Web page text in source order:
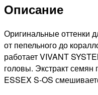
СТОЙКАЯ
КРАСКА
ДЛЯ
ВОЛОС
ПЕРЛАМУТРОВЫЙ,
60мл
Описание
Оригинальные оттенки
от пепельного до
работает VIVANT
головы. Экстракт
ESSEX S-OS